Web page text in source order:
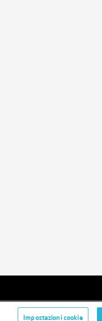
Impostazioni cookie